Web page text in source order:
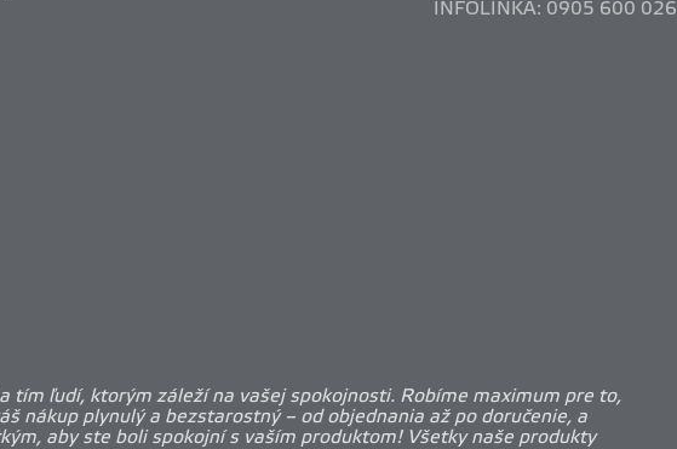
INFOLINKA: 0905 600 026
tím ľudí, ktorým záleží na vašej spokojnosti. Robíme maximum pre to,
nákup plynulý a bezstarostný – od objednania až po doručenie, a
aby ste boli spokojní s vaším produktom! Všetky naše produkty